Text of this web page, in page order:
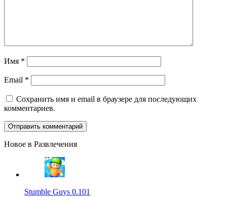
Имя *
Email *
Сохранить имя и email в браузере для последующих
комментариев.
Новое в Развлечения
Stumble Guys 0.101